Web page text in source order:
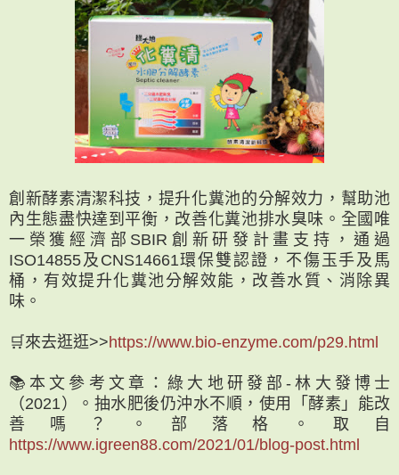
創新酵素清潔科技，提升化糞池的分解效力，幫助池
內生態盡快達到平衡，改善化糞池排水臭味。全國唯
一榮獲經濟部SBIR創新研發計畫支持，通過
ISO14855及CNS14661環保雙認證，不傷玉手及馬
桶，有效提升化糞池分解效能，改善水質、消除異
味。
🛒來去逛逛>>https://www.bio-enzyme.com/p29.html
📚本文參考文章：綠大地研發部-林大發博士
（2021）。抽水肥後仍沖水不順，使用「酵素」能改
善嗎？。部落格。取自
https://www.igreen88.com/2021/01/blog-post.html